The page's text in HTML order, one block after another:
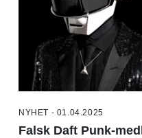
NYHET - 01.04.2025
Falsk Daft Punk-